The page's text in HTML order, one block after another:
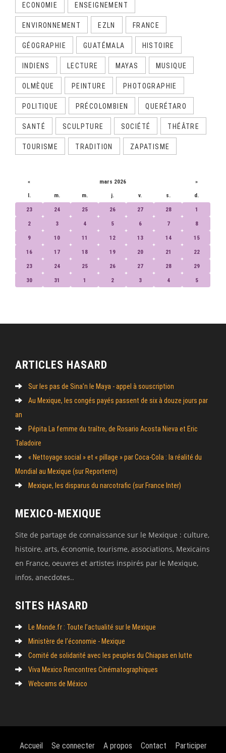
ECONOMIE ENSEIGNEMENT
ENVIRONNEMENT EZLN FRANCE
GÉOGRAPHIE GUATÉMALA HISTOIRE
INDIENS LECTURE MAYAS MUSIQUE
OLMÈQUE PEINTURE PHOTOGRAPHIE
POLITIQUE PRÉCOLOMBIEN QUERÉTARO
SANTÉ SCULPTURE SOCIÉTÉ THÉÂTRE
TOURISME TRADITION ZAPATISME
« mars 2026 »
l. m. m. j. v. s. d.
23 24 25 26 27 28 1
2 3 4 5 6 7 8
9 10 11 12 13 14 15
16 17 18 19 20 21 22
23 24 25 26 27 28 29
30 31 1 2 3 4 5
ARTICLES HASARD
Sur les pas de Sina’n le Maya - appel à souscription
Au Mexique, les congés payés passent de six à douze jours par
an
Pépita La femme du traître, de Rosario Acosta Nieva et Eric
Taladoire
« Nettoyage social » et « pillage » par Coca-Cola : la réalité du
Mondial au Mexique (sur Reporterre)
Mexique, les disparus du narcotrafic (sur France Inter)
MEXICO-MEXIQUE
Site de partage de connaissance sur le Mexique : culture,
histoire, arts, économie, tourisme, associations, Mexicains
en France, oeuvres et artistes inspirés par le Mexique,
infos, anecdotes..
SITES HASARD
Le Monde.fr : Toute l’actualité sur le Mexique
Ministère de l’économie - Mexique
Comité de solidarité avec les peuples du Chiapas en lutte
Viva Mexico Rencontres Cinématographiques
Webcams de México
Accueil Se connecter A propos Contact Participer